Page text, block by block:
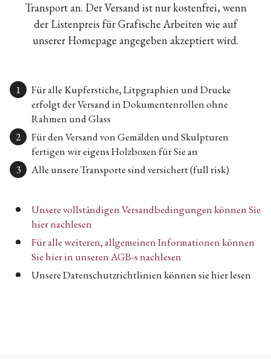
Transport an. Der Versand ist nur kostenfrei, wenn
der Listenpreis für Grafische Arbeiten wie auf
unserer Homepage angegeben akzeptiert wird.
Für alle Kupferstiche, Litpgraphien und Drucke
erfolgt der Versand in Dokumentenrollen ohne
Rahmen und Glass
Für den Versand von Gemälden und Skulpturen
fertigen wir eigens Holzboxen für Sie an
Alle unsere Transporte sind versichert (full risk)
Unsere vollständigen Versandbedingungen können Sie
hier nachlesen
Für alle weiteren, allgemeinen Informationen können
Sie hier in unseren AGB-s nachlesen
Unsere Datenschutzrichtlinien können sie hier lesen